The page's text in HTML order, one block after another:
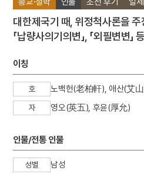
대한제국기 때, 위정척사론을 주
「납량사의기의변」, 「외필변변」
이칭
호 노백헌(老柏軒), 애산(艾
자 영오(英五), 후윤(厚允)
인물/전통 인물
성별 남성